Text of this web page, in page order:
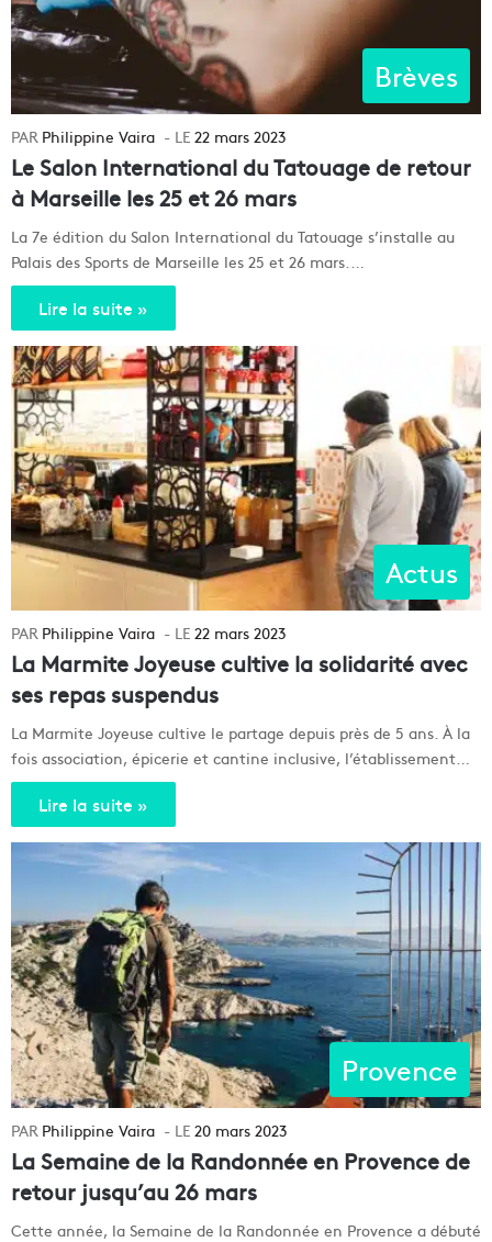
Brèves
Philippine Vaira 22 mars 2023
Le Salon International du Tatouage de retour
à Marseille les 25 et 26 mars
La 7e édition du Salon International du Tatouage s’installe au
Palais des Sports de Marseille les 25 et 26 mars.…
Lire la suite »
Actus
Philippine Vaira 22 mars 2023
La Marmite Joyeuse cultive la solidarité avec
ses repas suspendus
La Marmite Joyeuse cultive le partage depuis près de 5 ans. À la
fois association, épicerie et cantine inclusive, l’établissement…
Lire la suite »
Provence
Philippine Vaira 20 mars 2023
La Semaine de la Randonnée en Provence de
retour jusqu’au 26 mars
Cette année, la Semaine de la Randonnée en Provence a débuté